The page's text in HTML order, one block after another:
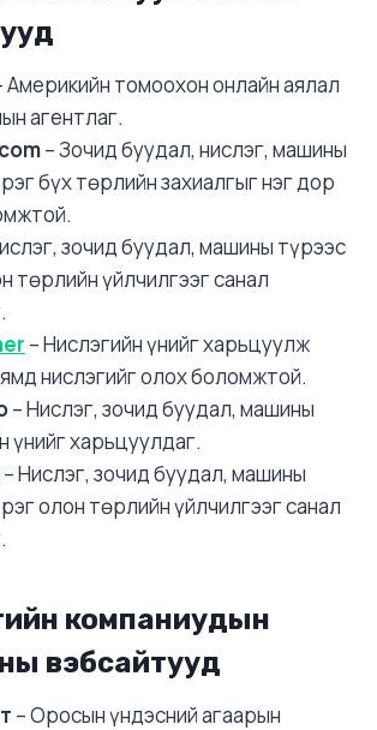
Америкийн томоохон онлайн аялал
агентлаг.
– Зочид буудал, нислэг, машины
бүх төрлийн захиалгыг нэг дор
зочид буудал, машины түрээс
төрлийн үйлчилгээг санал
– Нислэгийн үнийг харьцуулж
нислэгийг олох боломжтой.
– Нислэг, зочид буудал, машины
үнийг харьцуулдаг.
– Нислэг, зочид буудал, машины
олон төрлийн үйлчилгээг санал
компаниудын
вэбсайтууд
– Оросын үндэсний агаарын